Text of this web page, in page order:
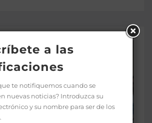
a las
te notifiquemos cuando se
nuevas noticias? Introduzca su
y su nombre para ser de los